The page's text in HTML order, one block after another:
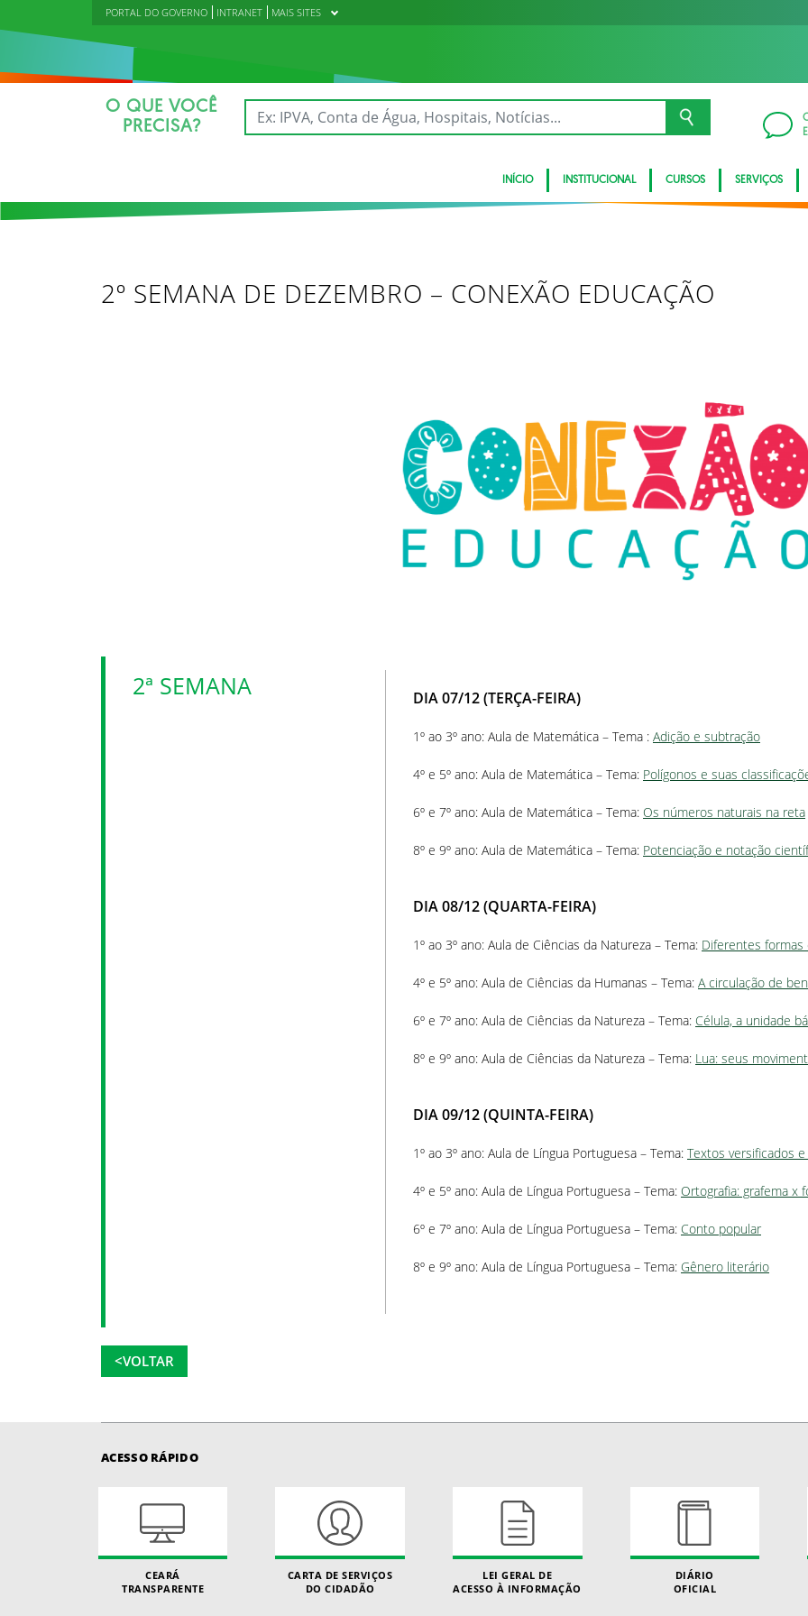
PORTAL DO GOVERNO INTRANET MAIS SITES
O QUE VOCÊ
PRECISA?
INÍCIO INSTITUCIONAL CURSOS SERVIÇOS
2º SEMANA DE DEZEMBRO – CONEXÃO EDUCAÇÃO
2ª SEMANA DIA 07/12 (TERÇA-FEIRA)
1º ao 3º ano: Aula de Matemática – Tema : Adição e subtração
4º e 5º ano: Aula de Matemática – Tema: Polígonos e suas
6º e 7º ano: Aula de Matemática – Tema: Os números naturais na reta
8º e 9º ano: Aula de Matemática – Tema: Potenciação e notação
DIA 08/12 (QUARTA-FEIRA)
1º ao 3º ano: Aula de Ciências da Natureza – Tema: Diferentes
4º e 5º ano: Aula de Ciências da Humanas – Tema: A circulação de
6º e 7º ano: Aula de Ciências da Natureza – Tema: Célula, a unidade
8º e 9º ano: Aula de Ciências da Natureza – Tema: Lua: seus
DIA 09/12 (QUINTA-FEIRA)
1º ao 3º ano: Aula de Língua Portuguesa – Tema: Textos versificados
4º e 5º ano: Aula de Língua Portuguesa – Tema: Ortografia: grafema x
6º e 7º ano: Aula de Língua Portuguesa – Tema: Conto popular
8º e 9º ano: Aula de Língua Portuguesa – Tema: Gênero literário
<VOLTAR
ACESSO RÁPIDO
CEARÁ
TRANSPARENTE
CARTA DE SERVIÇOS
DO CIDADÃO
LEI GERAL DE
ACESSO À INFORMAÇÃO
DIÁRIO
OFICIAL